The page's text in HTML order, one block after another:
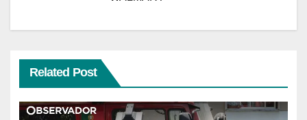
Related Post